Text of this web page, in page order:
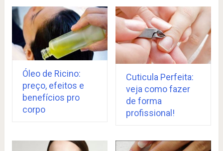
Óleo de Ricino:
preço, efeitos e
benefícios pro
corpo
Cuticula Perfeita:
veja como fazer
de forma
profissional!